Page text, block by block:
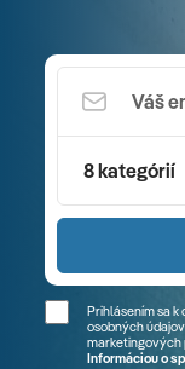
8 kategórií
Prihlásením sa
osobných
marketingových
Informáciou o